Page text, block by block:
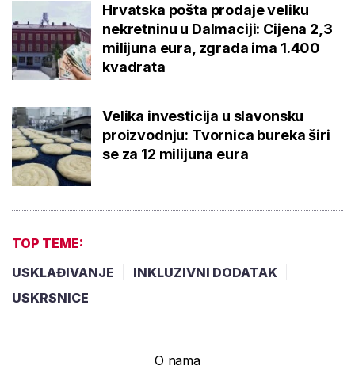
Hrvatska pošta prodaje veliku
nekretninu u Dalmaciji: Cijena 2,3
milijuna eura, zgrada ima 1.400
kvadrata
Velika investicija u slavonsku
proizvodnju: Tvornica bureka širi
se za 12 milijuna eura
TOP TEME:
USKLAĐIVANJE
INKLUZIVNI DODATAK
USKRSNICE
O nama